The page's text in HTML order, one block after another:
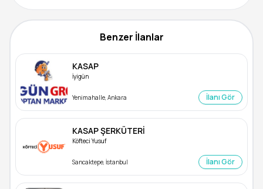
Benzer İlanlar
KASAP
İyigün
Yenimahalle, Ankara İlanı Gör
KASAP ŞERKÜTERİ
Köfteci Yusuf
Sancaktepe, İstanbul İlanı Gör